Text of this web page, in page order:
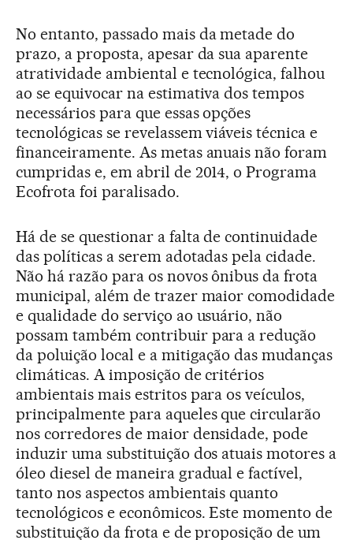
No entanto, passado mais da metade do
prazo, a proposta, apesar da sua aparente
atratividade ambiental e tecnológica, falhou
ao se equivocar na estimativa dos tempos
necessários para que essas opções
tecnológicas se revelassem viáveis técnica e
financeiramente. As metas anuais não foram
cumpridas e, em abril de 2014, o Programa
Ecofrota foi paralisado.
Há de se questionar a falta de continuidade
das políticas a serem adotadas pela cidade.
Não há razão para os novos ônibus da frota
municipal, além de trazer maior comodidade
e qualidade do serviço ao usuário, não
possam também contribuir para a redução
da poluição local e a mitigação das mudanças
climáticas. A imposição de critérios
ambientais mais estritos para os veículos,
principalmente para aqueles que circularão
nos corredores de maior densidade, pode
induzir uma substituição dos atuais motores a
óleo diesel de maneira gradual e factível,
tanto nos aspectos ambientais quanto
tecnológicos e econômicos. Este momento de
substituição da frota e de proposição de um